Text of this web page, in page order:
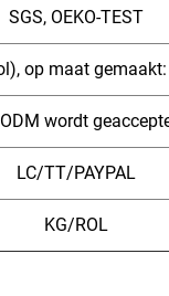
SGS, OEKO-TEST
op maat
wordt
LC/TT/PAYPAL
KG/ROL